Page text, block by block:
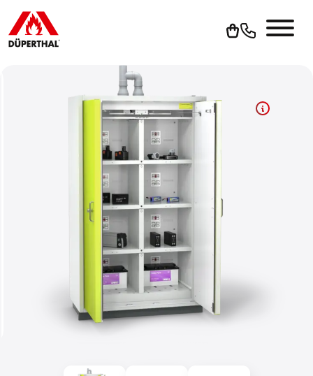
Um YouTube-Videos abspielen zu können, müssen Sie vorher
die Werbe-Cookies akzeptieren.
Cookies akzeptieren
Zur Datenschutzerklärung